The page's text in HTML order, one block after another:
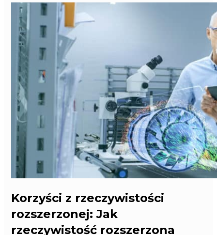
Korzyści z rzeczywistości
rozszerzonej: Jak
rzeczywistość rozszerzona